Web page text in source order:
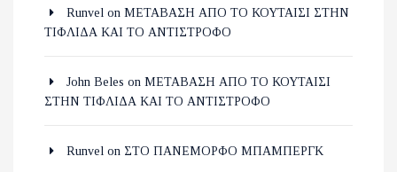
Runvel on ΜΕΤΑΒΑΣΗ ΑΠΟ ΤΟ ΚΟΥΤΑΙΣΙ ΣΤΗΝ
ΤΙΦΛΙΔΑ ΚΑΙ ΤΟ ΑΝΤΙΣΤΡΟΦΟ
John Beles on ΜΕΤΑΒΑΣΗ ΑΠΟ ΤΟ ΚΟΥΤΑΙΣΙ
ΣΤΗΝ ΤΙΦΛΙΔΑ ΚΑΙ ΤΟ ΑΝΤΙΣΤΡΟΦΟ
Runvel on ΣΤΟ ΠΑΝΕΜΟΡΦΟ ΜΠΑΜΠΕΡΓΚ